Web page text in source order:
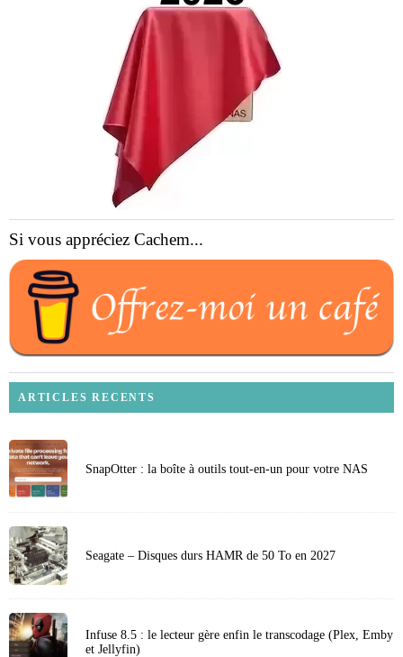
Si vous appréciez Cachem...
ARTICLES RECENTS
SnapOtter : la boîte à outils tout-en-un pour votre NAS
Seagate – Disques durs HAMR de 50 To en 2027
Infuse 8.5 : le lecteur gère enfin le transcodage (Plex, Emby
et Jellyfin)